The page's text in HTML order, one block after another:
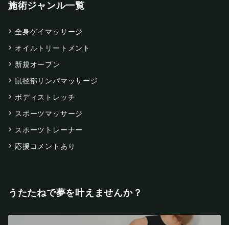
施術ジャンル一覧
全身ゲイマッサージ
オイルトリートメント
新規オープン
鼠径部リンパマッサージ
ボディストレッチ
スポーツマッサージ
スポーツトレーナー
応援コメントあり
うたたねで夢を叶えませんか？